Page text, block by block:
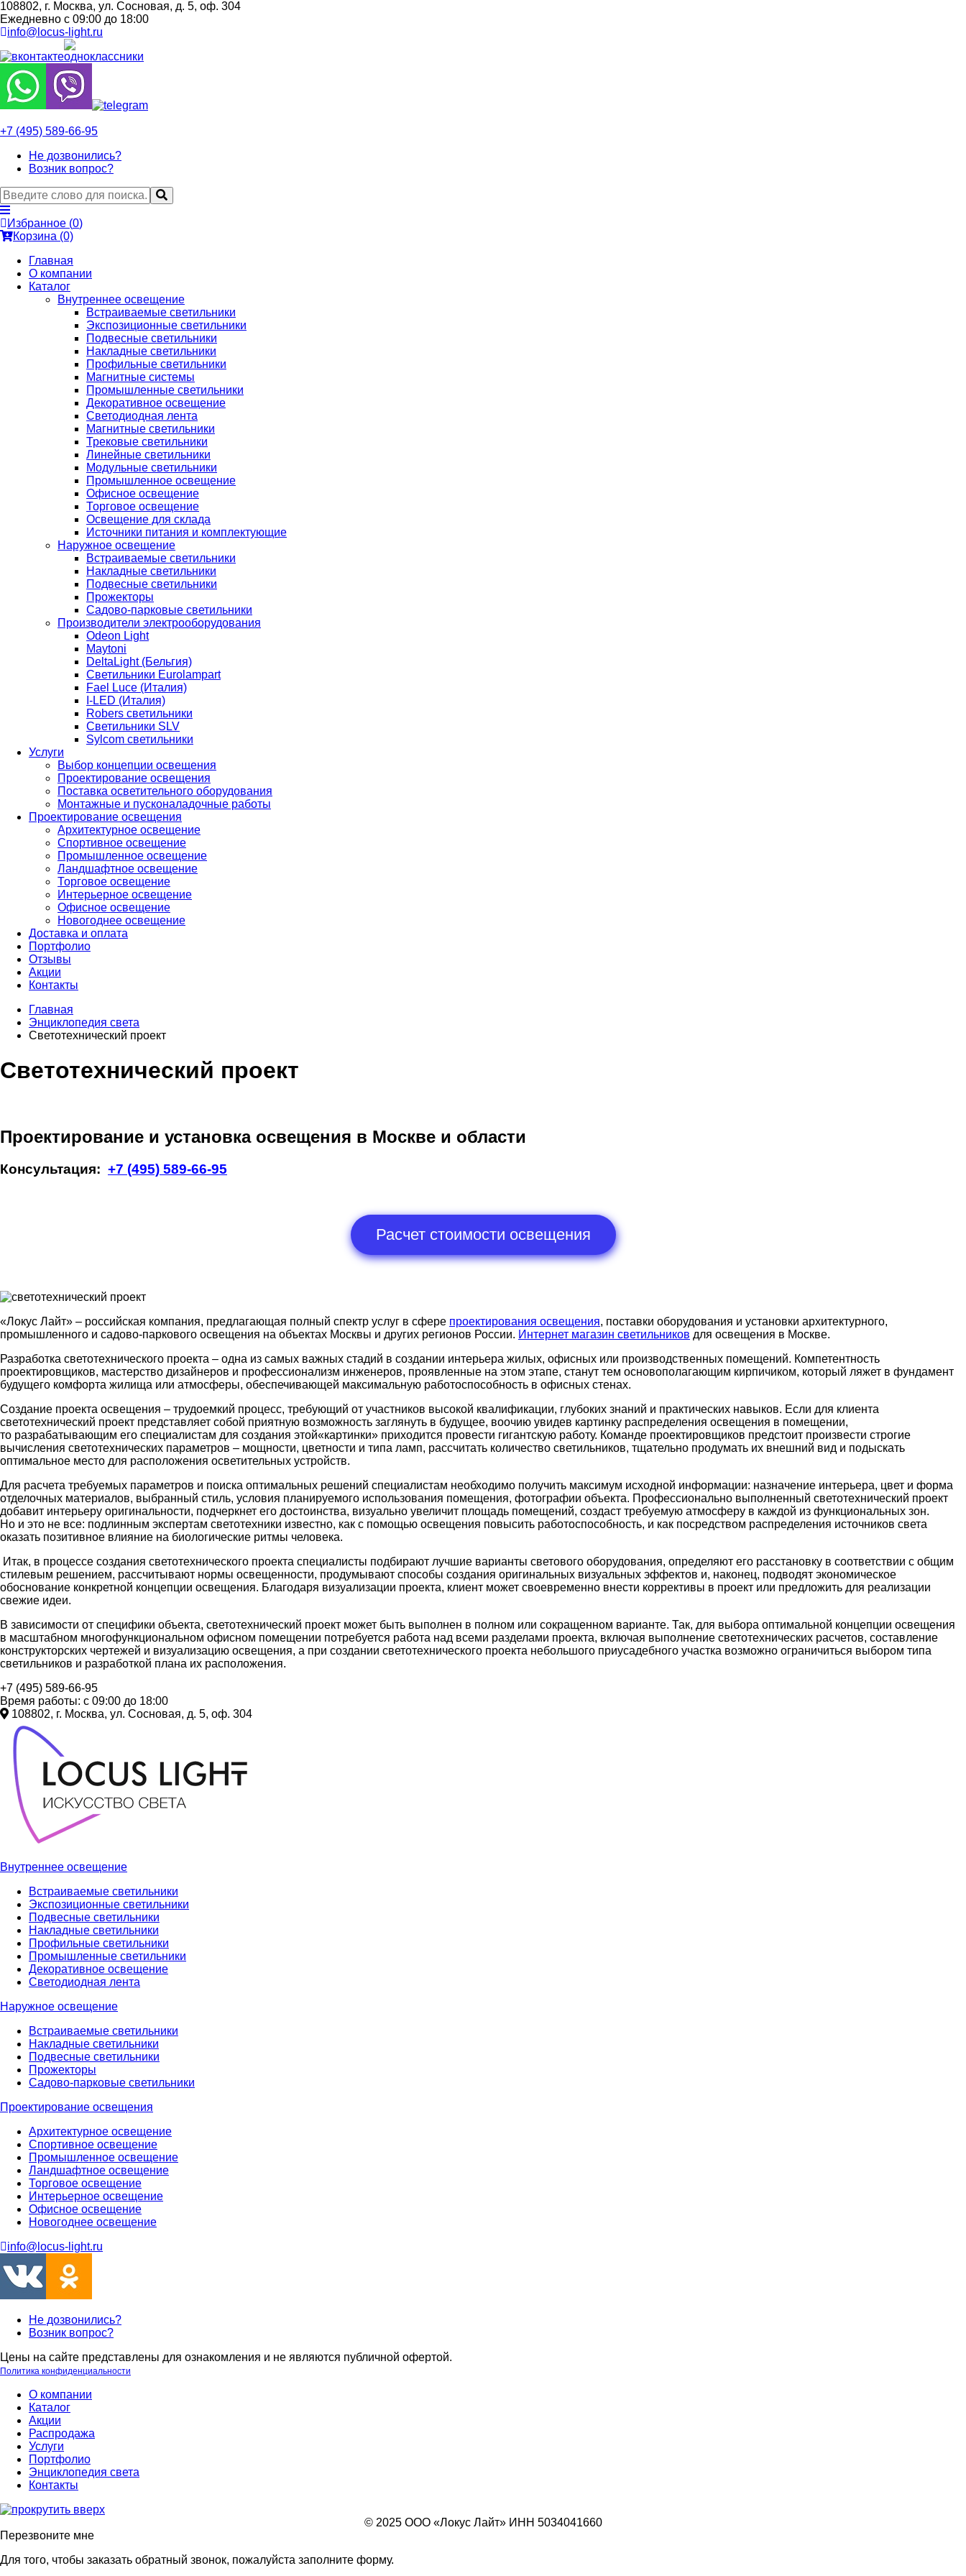
108802, г. Москва, ул. Сосновая, д. 5, оф. 304
Ежедневно с 09:00 до 18:00
info@locus-light.ru
+7 (495) 589-66-95
Не дозвонились?
Возник вопрос?
Избранное (0)
Корзина (0)
Главная
О компании
Каталог
Внутреннее освещение
Встраиваемые светильники
Экспозиционные светильники
Подвесные светильники
Накладные светильники
Профильные светильники
Магнитные системы
Промышленные светильники
Декоративное освещение
Светодиодная лента
Магнитные светильники
Трековые светильники
Линейные светильники
Модульные светильники
Промышленное освещение
Офисное освещение
Торговое освещение
Освещение для склада
Источники питания и комплектующие
Наружное освещение
Встраиваемые светильники
Накладные светильники
Подвесные светильники
Прожекторы
Садово-парковые светильники
Производители электрооборудования
Odeon Light
Maytoni
DeltaLight (Бельгия)
Светильники Eurolampart
Fael Luce (Италия)
I-LED (Италия)
Robers светильники
Светильники SLV
Sylcom светильники
Услуги
Выбор концепции освещения
Проектирование освещения
Поставка осветительного оборудования
Монтажные и пусконаладочные работы
Проектирование освещения
Архитектурное освещение
Спортивное освещение
Промышленное освещение
Ландшафтное освещение
Торговое освещение
Интерьерное освещение
Офисное освещение
Новогоднее освещение
Доставка и оплата
Портфолио
Отзывы
Акции
Контакты
Главная
Энциклопедия света
Светотехнический проект
Светотехнический проект
Проектирование и установка освещения в Москве и области
Консультация: +7 (495) 589-66-95
Расчет стоимости освещения
«Локус Лайт» – российская компания, предлагающая полный спектр услуг в сфере проектирования освещения, поставки оборудования и установки архитектурного,
промышленного и садово-паркового освещения на объектах Москвы и других регионов России. Интернет магазин светильников для освещения в Москве.
Разработка светотехнического проекта – одна из самых важных стадий в создании интерьера жилых, офисных или производственных помещений. Компетентность
проектировщиков, мастерство дизайнеров и профессионализм инженеров, проявленные на этом этапе, станут тем основополагающим кирпичиком, который ляжет в фундамент
будущего комфорта жилища или атмосферы, обеспечивающей максимальную работоспособность в офисных стенах.
Создание проекта освещения – трудоемкий процесс, требующий от участников высокой квалификации, глубоких знаний и практических навыков. Если для клиента
светотехнический проект представляет собой приятную возможность заглянуть в будущее, воочию увидев картинку распределения освещения в помещении,
то разрабатывающим его специалистам для создания этой«картинки» приходится провести гигантскую работу. Команде проектировщиков предстоит произвести строгие
вычисления светотехнических параметров – мощности, цветности и типа ламп, рассчитать количество светильников, тщательно продумать их внешний вид и подыскать
оптимальное место для расположения осветительных устройств.
Для расчета требуемых параметров и поиска оптимальных решений специалистам необходимо получить максимум исходной информации: назначение интерьера, цвет и форма
отделочных материалов, выбранный стиль, условия планируемого использования помещения, фотографии объекта. Профессионально выполненный светотехнический проект
добавит интерьеру оригинальности, подчеркнет его достоинства, визуально увеличит площадь помещений, создаст требуемую атмосферу в каждой из функциональных зон.
Но и это не все: подлинным экспертам светотехники известно, как с помощью освещения повысить работоспособность, и как посредством распределения источников света
оказать позитивное влияние на биологические ритмы человека.
Итак, в процессе создания светотехнического проекта специалисты подбирают лучшие варианты светового оборудования, определяют его расстановку в соответствии с общим
стилевым решением, рассчитывают нормы освещенности, продумывают способы создания оригинальных визуальных эффектов и, наконец, подводят экономическое
обоснование конкретной концепции освещения. Благодаря визуализации проекта, клиент может своевременно внести коррективы в проект или предложить для реализации
свежие идеи.
В зависимости от специфики объекта, светотехнический проект может быть выполнен в полном или сокращенном варианте. Так, для выбора оптимальной концепции освещения
в масштабном многофункциональном офисном помещении потребуется работа над всеми разделами проекта, включая выполнение светотехнических расчетов, составление
конструкторских чертежей и визуализацию освещения, а при создании светотехнического проекта небольшого приусадебного участка возможно ограничиться выбором типа
светильников и разработкой плана их расположения.
+7 (495) 589-66-95
Время работы: с 09:00 до 18:00
108802, г. Москва, ул. Сосновая, д. 5, оф. 304
Внутреннее освещение
Встраиваемые светильники
Экспозиционные светильники
Подвесные светильники
Накладные светильники
Профильные светильники
Промышленные светильники
Декоративное освещение
Светодиодная лента
Наружное освещение
Встраиваемые светильники
Накладные светильники
Подвесные светильники
Прожекторы
Садово-парковые светильники
Проектирование освещения
Архитектурное освещение
Спортивное освещение
Промышленное освещение
Ландшафтное освещение
Торговое освещение
Интерьерное освещение
Офисное освещение
Новогоднее освещение
info@locus-light.ru
Не дозвонились?
Возник вопрос?
Цены на сайте представлены для ознакомления и не являются публичной офертой.
Политика конфиденциальности
О компании
Каталог
Акции
Распродажа
Услуги
Портфолио
Энциклопедия света
Контакты
© 2025 ООО «Локус Лайт» ИНН 5034041660
Перезвоните мне
Для того, чтобы заказать обратный звонок, пожалуйста заполните форму.